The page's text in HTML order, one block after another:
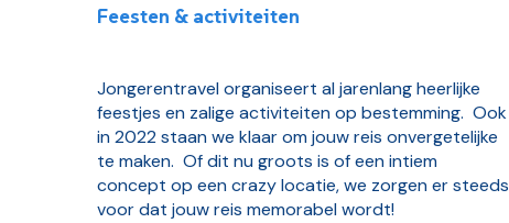
Feesten & activiteiten
Jongerentravel organiseert al jarenlang heerlijke
feestjes en zalige activiteiten op bestemming. Ook
in 2022 staan we klaar om jouw reis onvergetelijke
te maken. Of dit nu groots is of een intiem
concept op een crazy locatie, we zorgen er steeds
voor dat jouw reis memorabel wordt!